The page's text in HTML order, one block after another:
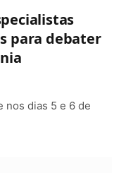
para debater
nos dias 5 e 6 de